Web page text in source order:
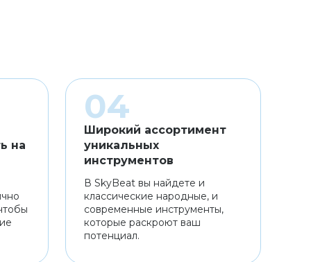
на
Широкий ассортимент
уникальных
инструментов
В SkyBeat вы найдете и
классические народные, и
современные инструменты,
которые раскроют ваш
потенциал.